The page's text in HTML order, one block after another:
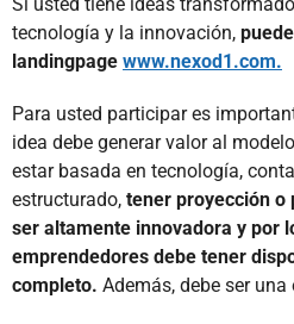
tecnología y la innovación,
landingpage www.nexod1.com.
Para usted participar es
idea debe generar valor al
estar basada en tecnología,
estructurado, tener proyección o
ser altamente innovadora y por
emprendedores debe tener
completo. Además, debe ser